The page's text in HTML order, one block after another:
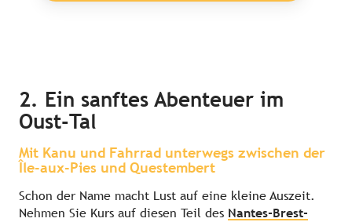
2. Ein sanftes Abenteuer im
Oust-Tal
Mit Kanu und Fahrrad unterwegs zwischen der
Île-aux-Pies und Questembert
Schon der Name macht Lust auf eine kleine Auszeit.
Nehmen Sie Kurs auf diesen Teil des Nantes-Brest-